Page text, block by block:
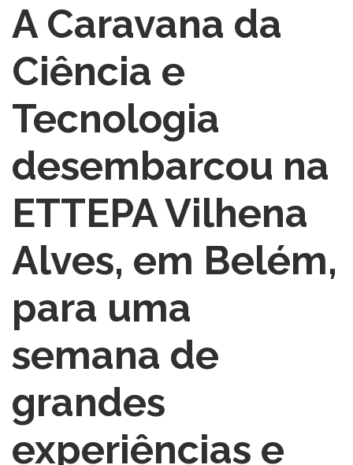
A Caravana da
Ciência e
Tecnologia
desembarcou na
ETTEPA Vilhena
Alves, em Belém,
para uma
semana de
grandes
experiências e